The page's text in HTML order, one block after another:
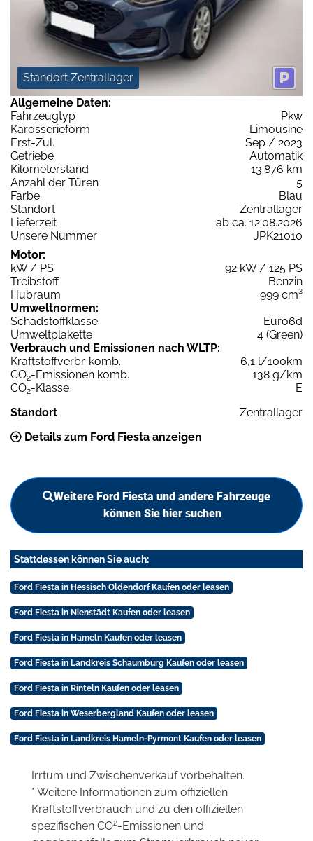
Standort Zentrallager
Allgemeine Daten:
Fahrzeugtyp
Pkw
Karosserieform
Limousine
Erst-Zul.
Sep / 2023
Getriebe
Automatik
Kilometerstand
13.876 km
Anzahl der Türen
5
Farbe
Blau
Standort
Zentrallager
Lieferzeit
ab ca. 12.08.2026
Unsere Nummer
JPK21010
Motor:
kW / PS
92 kW / 125 PS
Treibstoff
Benzin
Hubraum
999 cm³
Umweltnormen:
Schadstoffklasse
Euro6d
Umweltplakette
4 (Green)
Verbrauch und Emissionen nach WLTP:
Kraftstoffverbr. komb.
6,1 l/100km
CO2-Emissionen komb.
138 g/km
CO2-Klasse
E
Standort
Zentrallager
Details zum Ford Fiesta anzeigen
Weitere Ford Fiesta und andere Fahrzeuge
können Sie hier suchen
Stattdessen können Sie auch:
Ford Fiesta in Hessisch Oldendorf Kaufen oder leasen
Ford Fiesta in Nienstädt Kaufen oder leasen
Ford Fiesta in Hameln Kaufen oder leasen
Ford Fiesta in Landkreis Schaumburg Kaufen oder leasen
Ford Fiesta in Rinteln Kaufen oder leasen
Ford Fiesta in Weserbergland Kaufen oder leasen
Ford Fiesta in Landkreis Hameln-Pyrmont Kaufen oder leasen
Irrtum und Zwischenverkauf vorbehalten.
* Weitere Informationen zum offiziellen
Kraftstoffverbrauch und zu den offiziellen
spezifischen CO2-Emissionen und